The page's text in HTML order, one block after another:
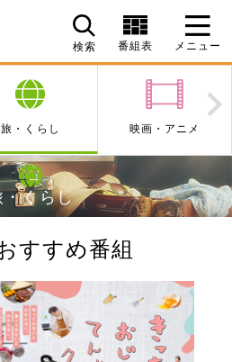
検索 番組表 メニュー
映画・アニメ エンタメ・音楽
・くらし
すすめ番組